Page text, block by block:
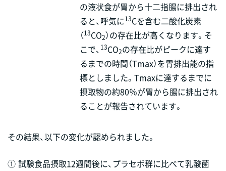
の液状食が胃から十二指腸に排出され
ると、呼気に13Cを含む二酸化炭素
（13CO2）の存在比が高くなります。そ
こで、 13CO2の存在比がピークに達す
るまでの時間（Tmax）を胃排出能の指
標としました。Tmaxに達するまでに
摂取物の約80％が胃から腸に排出され
ることが報告されています。
その結果、以下の変化が認められました。
① 試験食品摂取12週間後に、プラセボ群に比べて乳酸菌